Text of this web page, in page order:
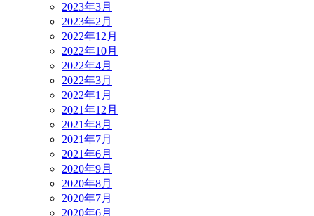
2023年3月
2023年2月
2022年12月
2022年10月
2022年4月
2022年3月
2022年1月
2021年12月
2021年8月
2021年7月
2021年6月
2020年9月
2020年8月
2020年7月
2020年6月